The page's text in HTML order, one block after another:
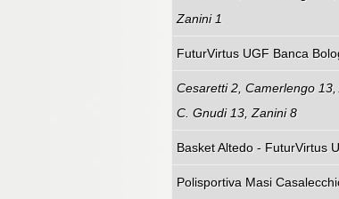
Zanini 1
FuturVirtus UGF Banca
Cesaretti 2, Camerlengo
C. Gnudi 13, Zanini 8
Basket Altedo - FuturVirtus
Polisportiva Masi